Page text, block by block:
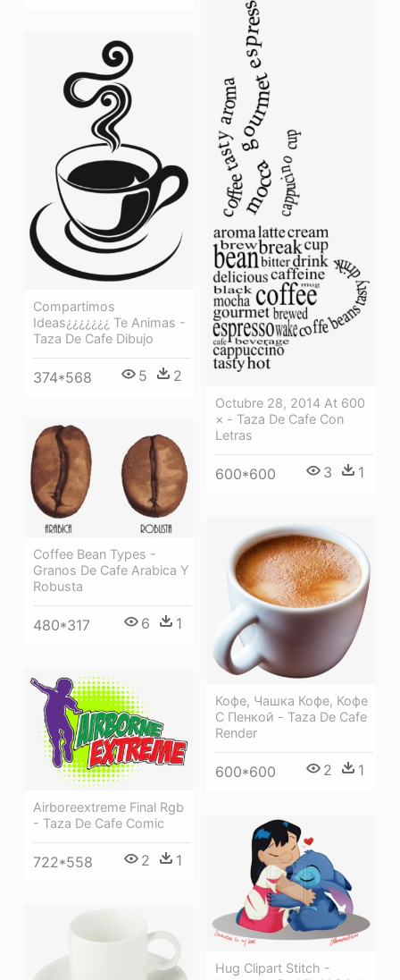
Octubre 28, 2014 At 600
× - Taza De Cafe Con
Letras
600*600 3 1
Compartimos
Ideas¿¿¿¿¿¿¿ Te Animas -
Taza De Cafe Dibujo
374*568 5 2
Coffee Bean Types -
Granos De Cafe Arabica Y
Robusta
480*317 6 1
Кофе, Чашка Кофе, Кофе
С Пенкой - Taza De Cafe
Render
600*600 2 1
Airboreextreme Final Rgb
- Taza De Cafe Comic
722*558 2 1
Hug Clipart Stitch -